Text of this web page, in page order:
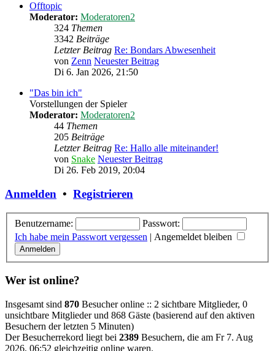
Offtopic
Moderator: Moderatoren2
324 Themen
3342 Beiträge
Letzter Beitrag Re: Bondars Abwesenheit
von Zenn Neuester Beitrag
Di 6. Jan 2026, 21:50
"Das bin ich"
Vorstellungen der Spieler
Moderator: Moderatoren2
44 Themen
205 Beiträge
Letzter Beitrag Re: Hallo alle miteinander!
von Snake Neuester Beitrag
Di 26. Feb 2019, 20:04
Anmelden • Registrieren
Benutzername:
Passwort:
Ich habe mein Passwort vergessen | Angemeldet bleiben
Wer ist online?
Insgesamt sind 870 Besucher online :: 2 sichtbare Mitglieder, 0
unsichtbare Mitglieder und 868 Gäste (basierend auf den aktiven
Besuchern der letzten 5 Minuten)
Der Besucherrekord liegt bei 2389 Besuchern, die am Fr 7. Aug
2026, 06:52 gleichzeitig online waren.